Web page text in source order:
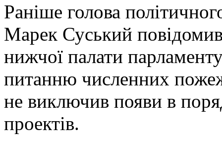
Раніше голова
Марек Суський
нижчої палати
питанню численних
не виключив появи в
проектів.